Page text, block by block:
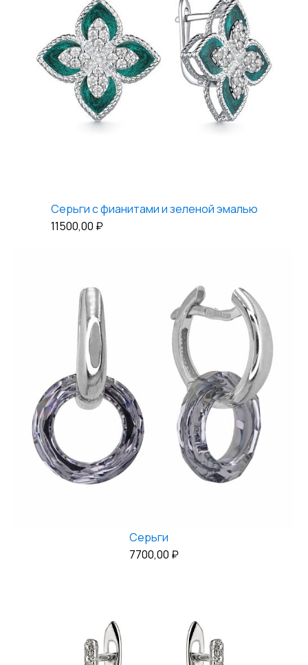
Серьги с фианитами и зеленой эмалью
11500,00 ₽
Серьги
7700,00 ₽